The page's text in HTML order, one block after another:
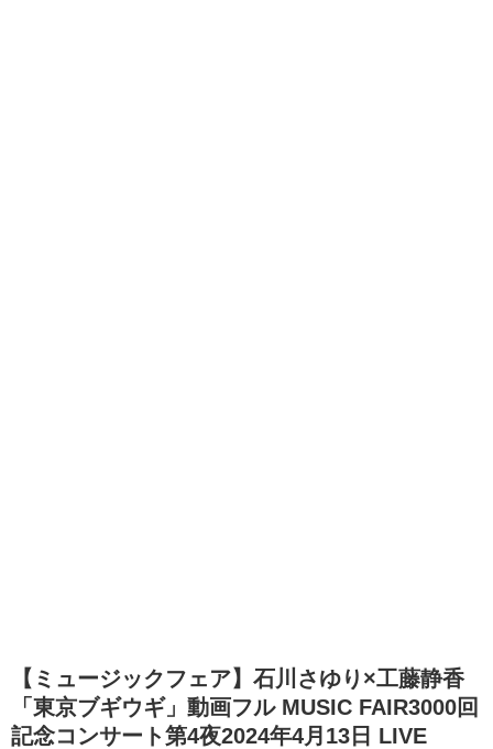
【ミュージックフェア】石川さゆり×工藤静香
「東京ブギウギ」動画フル MUSIC FAIR3000回
記念コンサート第4夜2024年4月13日 LIVE